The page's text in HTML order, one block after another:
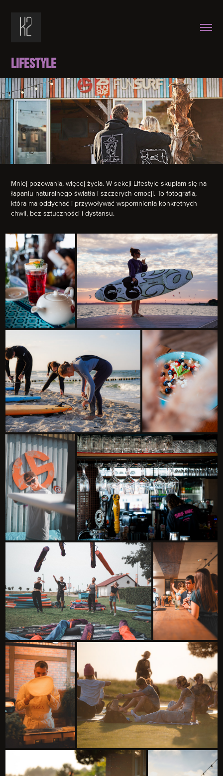
LIFESTYLE
Mniej pozowania, więcej życia. W sekcji Lifestyle skupiam się na
łapaniu naturalnego światła i szczerych emocji. To fotografia,
która ma oddychać i przywoływać wspomnienia konkretnych
chwil, bez sztuczności i dystansu.